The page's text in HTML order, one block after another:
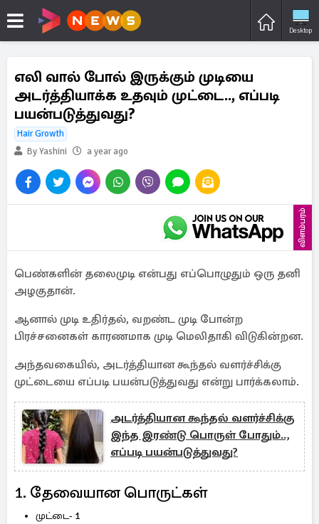
Desktop
எலி வால் போல் இருக்கும் முடியை
அடர்த்தியாக்க உதவும் முட்டை.., எப்படி
பயன்படுத்துவது?
Hair Growth
By Yashini
a year ago
விளம்பரம்
பெண்களின் தலைமுடி என்பது எப்பொழுதும் ஒரு தனி
அழகுதான்.
ஆனால் முடி உதிர்தல், வறண்ட முடி போன்ற
பிரச்சனைகள் காரணமாக முடி மெலிதாகி விடுகின்றன.
அந்தவகையில், அடர்த்தியான கூந்தல் வளர்ச்சிக்கு
முட்டையை எப்படி பயன்படுத்துவது என்று பார்க்கலாம்.
அடர்த்தியான கூந்தல் வளர்ச்சிக்கு
இந்த இரண்டு பொருள் போதும்..,
எப்படி பயன்படுத்துவது?
1. தேவையான பொருட்கள்
முட்டை- 1